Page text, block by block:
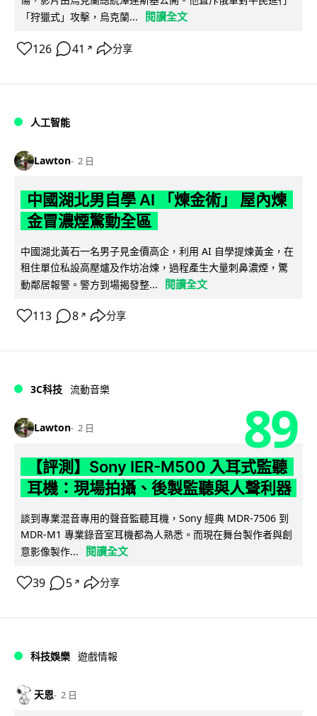
「狩獵式」攻擊，烏克蘭...
閱讀全文
126 41 ↗ 分享
人工智能
Lawton 2 日
中國湖北男自學 AI 「煉金術」 屋內煉
金冒濃煙驚動全區
中國湖北黃石一名男子見金價高企，利用 AI 自學提煉黃金，在
租住單位私設高壓爐及作坊冶煉，過程產生大量刺鼻濃煙，驚
動鄰居報警。警方到場揭發整...
閱讀全文
113 8 ↗ 分享
3C科技 流動音樂
Lawton 2 日 89
【評測】Sony IER-M500 入耳式監聽
耳機：現場拍攝、後製監聽與人聲利器
談到專業混音專用的聲音監聽耳機，Sony 經典 MDR-7506 到
MDR-M1 專業錄音室耳機都為人熟悉。而現在舞台製作者與創
意影像製作...
閱讀全文
39 5 ↗ 分享
科技娛樂 遊戲情報
天恩 2 日